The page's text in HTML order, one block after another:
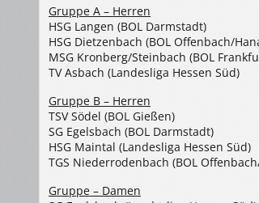
Gruppe A – Herren
HSG Langen (BOL Darmstadt)
HSG Dietzenbach (BOL Offenbach/
MSG Kronberg/Steinbach (BOL
TV Asbach (Landesliga Hessen Süd)
Gruppe B – Herren
TSV Södel (BOL Gießen)
SG Egelsbach (BOL Darmstadt)
HSG Maintal (Landesliga Hessen Süd)
TGS Niederrodenbach (BOL
Gruppe – Damen